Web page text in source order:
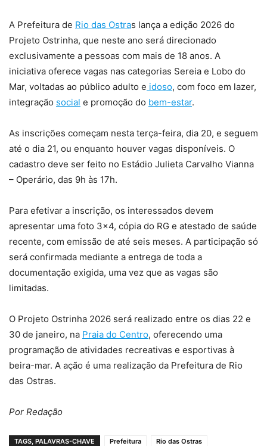
A Prefeitura de Rio das Ostras lança a edição 2026 do
Projeto Ostrinha, que neste ano será direcionado
exclusivamente a pessoas com mais de 18 anos. A
iniciativa oferece vagas nas categorias Sereia e Lobo do
Mar, voltadas ao público adulto e idoso, com foco em lazer,
integração social e promoção do bem-estar.
As inscrições começam nesta terça-feira, dia 20, e seguem
até o dia 21, ou enquanto houver vagas disponíveis. O
cadastro deve ser feito no Estádio Julieta Carvalho Vianna
– Operário, das 9h às 17h.
Para efetivar a inscrição, os interessados devem
apresentar uma foto 3×4, cópia do RG e atestado de saúde
recente, com emissão de até seis meses. A participação só
será confirmada mediante a entrega de toda a
documentação exigida, uma vez que as vagas são
limitadas.
O Projeto Ostrinha 2026 será realizado entre os dias 22 e
30 de janeiro, na Praia do Centro, oferecendo uma
programação de atividades recreativas e esportivas à
beira-mar. A ação é uma realização da Prefeitura de Rio
das Ostras.
Por Redação
TAGS, PALAVRAS-CHAVE Prefeitura Rio das Ostras